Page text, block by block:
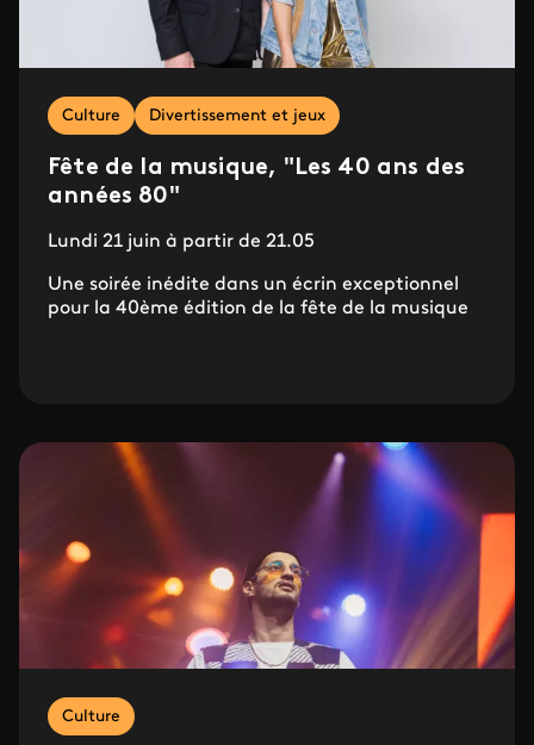
Culture Divertissement et jeux
Fête de la musique, "Les 40 ans des
années 80"
Lundi 21 juin à partir de 21.05
Une soirée inédite dans un écrin exceptionnel
pour la 40ème édition de la fête de la musique
Culture